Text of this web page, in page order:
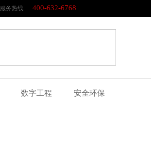
服务热线 400-632-6768
数字工程 安全环保